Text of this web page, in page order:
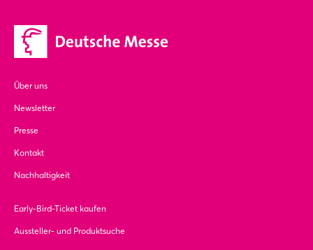
Über uns
Newsletter
Presse
Kontakt
Nachhaltigkeit
Early-Bird-Ticket kaufen
Aussteller- und Produktsuche